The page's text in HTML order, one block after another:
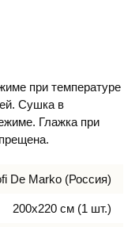
при температуре
Сушка в
Глажка при
De Marko (Россия)
200х220 см (1 шт.)